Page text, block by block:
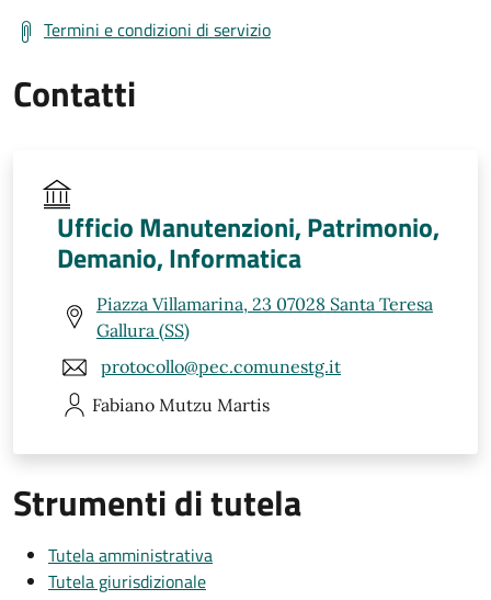
Termini e condizioni di servizio
Contatti
Ufficio Manutenzioni, Patrimonio,
Demanio, Informatica
Piazza Villamarina, 23 07028 Santa Teresa
Gallura (SS)
protocollo@pec.comunestg.it
Fabiano Mutzu Martis
Strumenti di tutela
Tutela amministrativa
Tutela giurisdizionale